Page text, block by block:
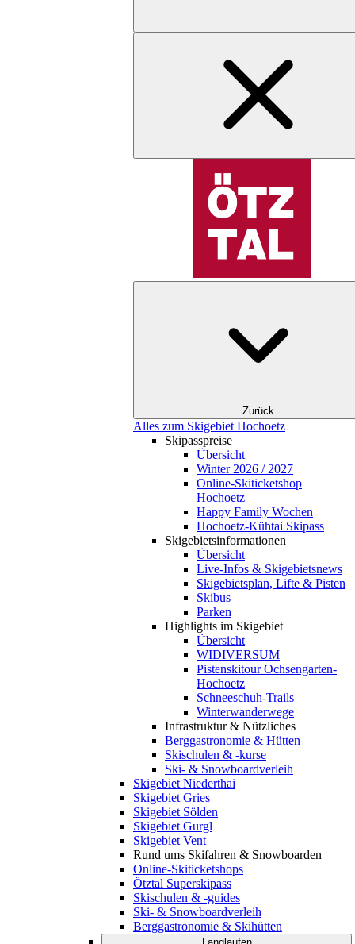
Zurück
Alles zum Skigebiet Hochoetz
Skipasspreise
Übersicht
Winter 2026 / 2027
Online-Skiticketshop
Hochoetz
Happy Family Wochen
Hochoetz-Kühtai Skipass
Skigebietsinformationen
Übersicht
Live-Infos & Skigebietsnews
Skigebietsplan, Lifte & Pisten
Skibus
Parken
Highlights im Skigebiet
Übersicht
WIDIVERSUM
Pistenskitour Ochsengarten-
Hochoetz
Schneeschuh-Trails
Winterwanderwege
Infrastruktur & Nützliches
Berggastronomie & Hütten
Skischulen & -kurse
Ski- & Snowboardverleih
Skigebiet Niederthai
Skigebiet Gries
Skigebiet Sölden
Skigebiet Gurgl
Skigebiet Vent
Rund ums Skifahren & Snowboarden
Online-Skiticketshops
Ötztal Superskipass
Skischulen & -guides
Ski- & Snowboardverleih
Berggastronomie & Skihütten